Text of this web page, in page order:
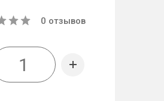
0 отзывов